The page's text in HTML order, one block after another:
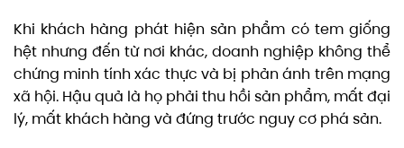
Khi khách hàng phát hiện sản phẩm có tem giống
hệt nhưng đến từ nơi khác, doanh nghiệp không thể
chứng minh tính xác thực và bị phản ánh trên mạng
xã hội. Hậu quả là họ phải thu hồi sản phẩm, mất đại
lý, mất khách hàng và đứng trước nguy cơ phá sản.